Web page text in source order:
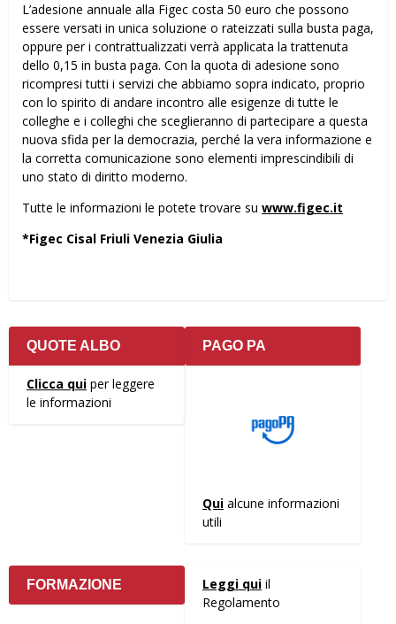
L’adesione annuale alla Figec costa 50 euro che possono
essere versati in unica soluzione o rateizzati sulla busta paga,
oppure per i contrattualizzati verrà applicata la trattenuta
dello 0,15 in busta paga. Con la quota di adesione sono
ricompresi tutti i servizi che abbiamo sopra indicato, proprio
con lo spirito di andare incontro alle esigenze di tutte le
colleghe e i colleghi che sceglieranno di partecipare a questa
nuova sfida per la democrazia, perché la vera informazione e
la corretta comunicazione sono elementi imprescindibili di
uno stato di diritto moderno.
Tutte le informazioni le potete trovare su www.figec.it
*Figec Cisal Friuli Venezia Giulia
QUOTE ALBO
Clicca qui per leggere
le informazioni
PAGO PA
Qui alcune informazioni
utili
FORMAZIONE Leggi qui il
Regolamento